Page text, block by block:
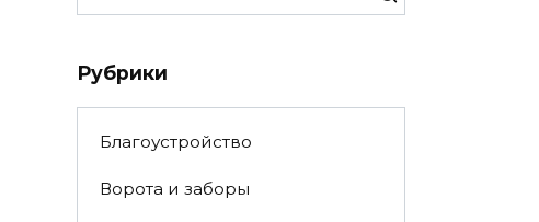
for:
Рубрики
Благоустройство
Ворота и заборы